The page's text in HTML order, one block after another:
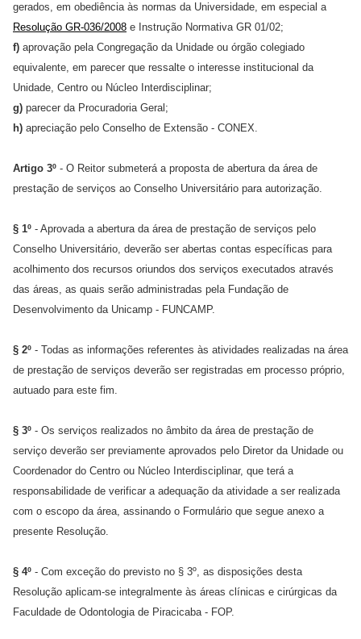
gerados, em obediência às normas da Universidade, em especial a
Resolução GR-036/2008 e Instrução Normativa GR 01/02;
f) aprovação pela Congregação da Unidade ou órgão colegiado
equivalente, em parecer que ressalte o interesse institucional da
Unidade, Centro ou Núcleo Interdisciplinar;
g) parecer da Procuradoria Geral;
h) apreciação pelo Conselho de Extensão - CONEX.
Artigo 3º - O Reitor submeterá a proposta de abertura da área de
prestação de serviços ao Conselho Universitário para autorização.
§ 1º - Aprovada a abertura da área de prestação de serviços pelo
Conselho Universitário, deverão ser abertas contas específicas para
acolhimento dos recursos oriundos dos serviços executados através
das áreas, as quais serão administradas pela Fundação de
Desenvolvimento da Unicamp - FUNCAMP.
§ 2º - Todas as informações referentes às atividades realizadas na área
de prestação de serviços deverão ser registradas em processo próprio,
autuado para este fim.
§ 3º - Os serviços realizados no âmbito da área de prestação de
serviço deverão ser previamente aprovados pelo Diretor da Unidade ou
Coordenador do Centro ou Núcleo Interdisciplinar, que terá a
responsabilidade de verificar a adequação da atividade a ser realizada
com o escopo da área, assinando o Formulário que segue anexo a
presente Resolução.
§ 4º - Com exceção do previsto no § 3º, as disposições desta
Resolução aplicam-se integralmente às áreas clínicas e cirúrgicas da
Faculdade de Odontologia de Piracicaba - FOP.